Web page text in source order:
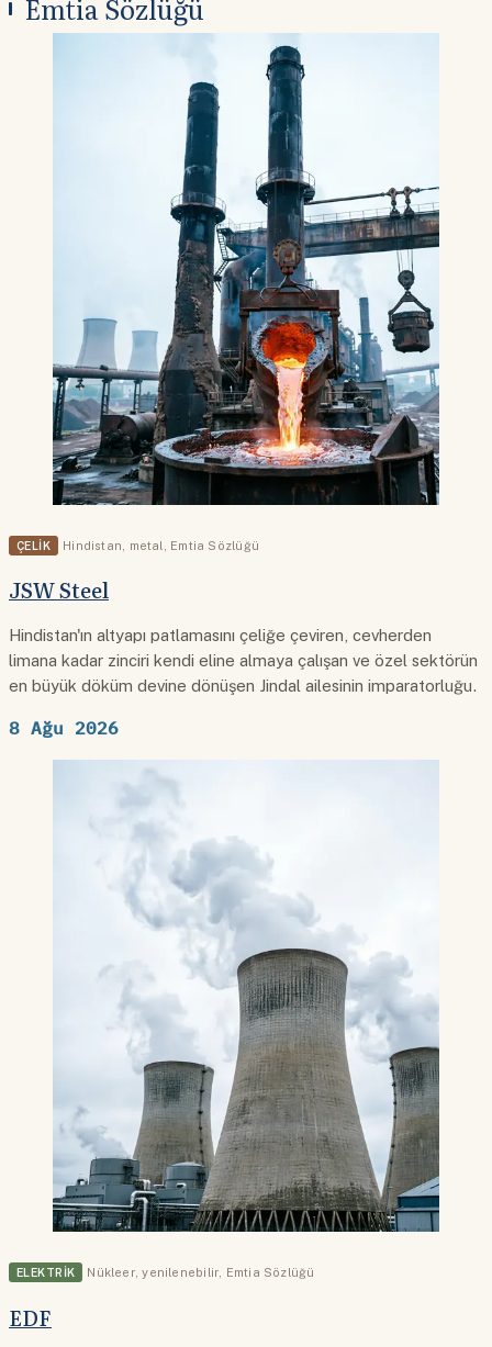
Emtia Sözlüğü
ÇELIK Hindistan metal Emtia Sözlüğü
JSW Steel
Hindistan'ın altyapı patlamasını çeliğe çeviren, cevherden
limana kadar zinciri kendi eline almaya çalışan ve özel sektörün
en büyük döküm devine dönüşen Jindal ailesinin imparatorluğu.
8 Ağu 2026
ELEKTRIK Nükleer,yenilenebilir Emtia Sözlüğü
EDF